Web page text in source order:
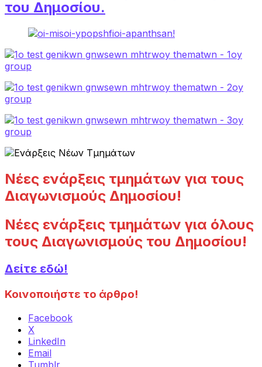
του Δημοσίου.
Νέες ενάρξεις τμημάτων για τους
Διαγωνισμούς Δημοσίου!
Νέες ενάρξεις τμημάτων για όλους
τους Διαγωνισμούς του Δημοσίου!
Δείτε εδώ!
Κοινοποιήστε το άρθρο!
Facebook
X
LinkedIn
Email
Tumblr